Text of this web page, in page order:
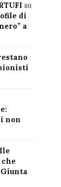
su
di
a
non
che